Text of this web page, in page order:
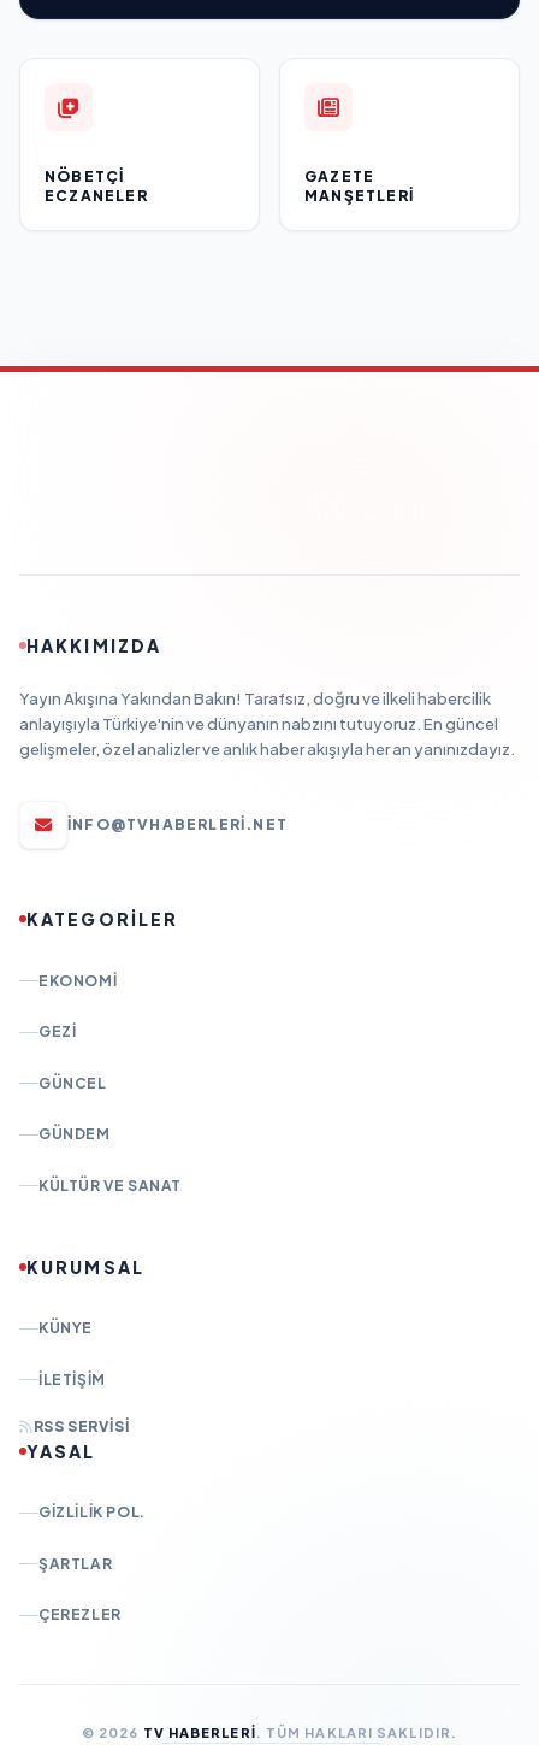
NÖBETÇI
ECZANELER
GAZETE
MANŞETLERI
HAKKIMIZDA
Yayın Akışına Yakından Bakın! Tarafsız, doğru ve ilkeli habercilik
anlayışıyla Türkiye'nin ve dünyanın nabzını tutuyoruz. En güncel
gelişmeler, özel analizler ve anlık haber akışıyla her an yanınızdayız.
INFO@TVHABERLERI.NET
KATEGORİLER
EKONOMI
GEZI
GÜNCEL
GÜNDEM
KÜLTÜR VE SANAT
KURUMSAL
KÜNYE
İLETIŞIM
RSS SERVISI
YASAL
GIZLILIK POL.
ŞARTLAR
ÇEREZLER
© 2026 TV HABERLERI. TÜM HAKLARI SAKLIDIR.